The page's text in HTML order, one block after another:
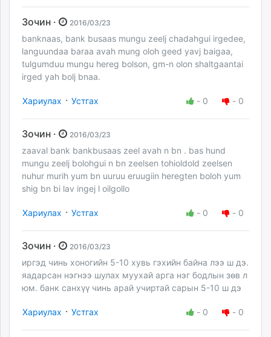
Зочин · 2016/03/23
banknaas, bank busaas mungu zeelj chadahgui irgedee,
languundaa baraa avah mung oloh geed yavj baigaa,
tulgumduu mungu hereg bolson, gm-n olon shaltgaantai
irged yah bolj bnaa.
Хариулах · Устгах - 0 - 0
Зочин · 2016/03/23
zaaval bank bankbusaas zeel avah n bn . bas hund
mungu zeelj bolohgui n bn zeelsen tohioldold zeelsen
nuhur murih yum bn uuruu eruugiin heregten boloh yum
shig bn bi lav ingej l oilgollo
Хариулах · Устгах - 0 - 0
Зочин · 2016/03/23
иргэд чинь хоногийн 5-10 хувь гэхийн байна лээ ш дэ.
яадарсан нэгнээ шулах муухай арга нэг бодлын зөв л
юм. банк санхүү чинь арай учиртай сарын 5-10 ш дэ
Хариулах · Устгах - 0 - 0